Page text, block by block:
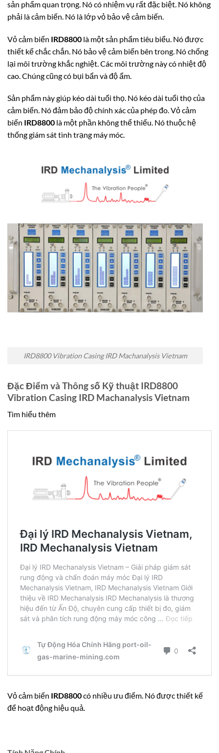
sản phẩm quan trọng. Nó có nhiệm vụ rất đặc biệt. Nó không
phải là cảm biến. Nó là lớp vỏ bảo vệ cảm biến.
Vỏ cảm biến IRD8800 là một sản phẩm tiêu biểu. Nó được
thiết kế chắc chắn. Nó bảo vệ cảm biến bên trong. Nó chống
lại môi trường khắc nghiệt. Các môi trường này có nhiệt độ
cao. Chúng cũng có bụi bẩn và độ ẩm.
Sản phẩm này giúp kéo dài tuổi thọ. Nó kéo dài tuổi thọ của
cảm biến. Nó đảm bảo độ chính xác của phép đo. Vỏ cảm
biến IRD8800 là một phần không thể thiếu. Nó thuộc hệ
thống giám sát tình trạng máy móc.
IRD8800 Vibration Casing IRD Machanalysis Vietnam
Đặc Điểm và Thông số Kỹ thuật IRD8800
Vibration Casing IRD Machanalysis Vietnam
Tìm hiểu thêm
Vỏ cảm biến IRD8800có nhiều ưu điểm. Nó được thiết kế
để hoạt động hiệu quả.